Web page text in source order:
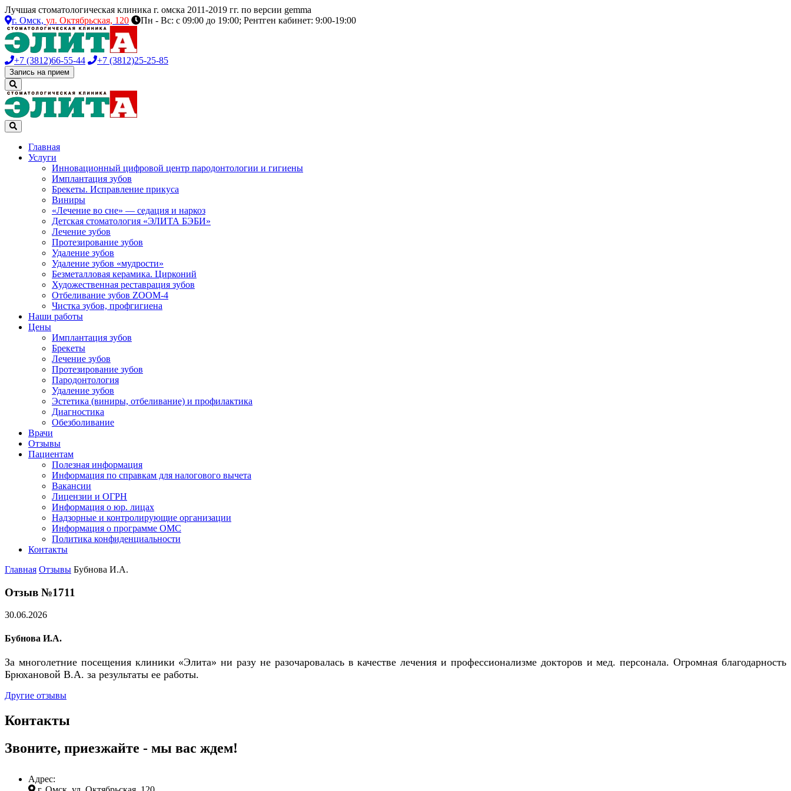
Лучшая стоматологическая клиника г. омска 2011-2019 гг. по версии gemma
г. Омск, ул. Октябрьская, 120 Пн - Вс: с 09:00 до 19:00; Рентген кабинет: 9:00-19:00
+7 (3812)66-55-44 +7 (3812)25-25-85
Запись на прием
Главная
Услуги
Инновационный цифровой центр пародонтологии и гигиены
Имплантация зубов
Брекеты. Исправление прикуса
Виниры
«Лечение во сне» — седация и наркоз
Детская стоматология «ЭЛИТА БЭБИ»
Лечение зубов
Протезирование зубов
Удаление зубов
Удаление зубов «мудрости»
Безметалловая керамика. Цирконий
Художественная реставрация зубов
Отбеливание зубов ZOOM-4
Чистка зубов, профгигиена
Наши работы
Цены
Имплантация зубов
Брекеты
Лечение зубов
Протезирование зубов
Пародонтология
Удаление зубов
Эстетика (виниры, отбеливание) и профилактика
Диагностика
Обезболивание
Врачи
Отзывы
Пациентам
Полезная информация
Информация по справкам для налогового вычета
Вакансии
Лицензии и ОГРН
Информация о юр. лицах
Надзорные и контролирующие организации
Информация о программе ОМС
Политика конфиденциальности
Контакты
Главная Отзывы Бубнова И.А.
Отзыв №1711
30.06.2026
Бубнова И.А.
За многолетние посещения клиники «Элита» ни разу не разочаровалась в качестве лечения и профессионализме докторов и мед. персонала. Огромная благодарность
Брюхановой В.А. за результаты ее работы.
Другие отзывы
Контакты
Звоните, приезжайте - мы вас ждем!
Адрес: